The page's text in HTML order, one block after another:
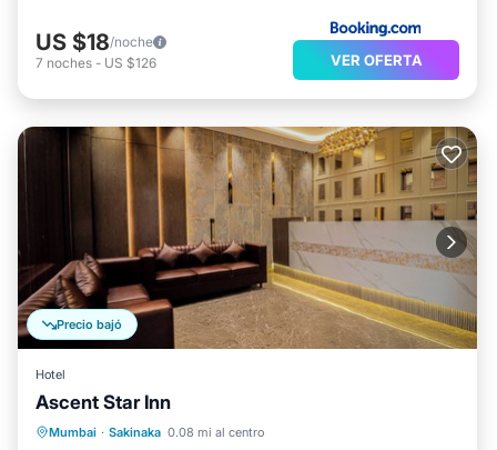
US $18/noche
7 noches - US $126 VER OFERTA
Precio bajó
Hotel
Ascent Star Inn
Mumbai · Sakinaka 0.08 mi al centro
Cocina Aire acondicionado